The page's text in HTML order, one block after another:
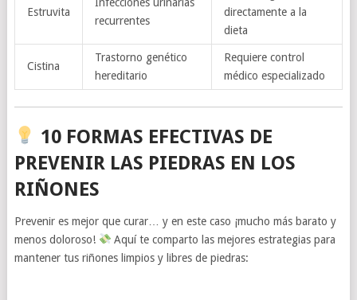
Estruvita
recurrentes
directamente a la
dieta
Cistina
Trastorno genético
hereditario
Requiere control
médico especializado
10 FORMAS EFECTIVAS DE
PREVENIR LAS PIEDRAS EN LOS
RIÑONES
Prevenir es mejor que curar… y en este caso ¡mucho más barato y
menos doloroso!
Aquí te comparto las mejores estrategias para
mantener tus riñones limpios y libres de piedras: